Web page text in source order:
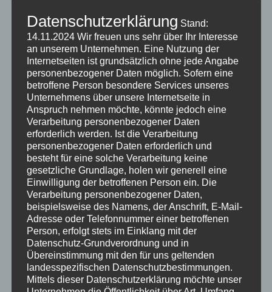
Farbe: langes, rotes Abendkleid mit einem breiten,
schwarzen Gürtel
Höhe: 24,5 cm musikalisches Lindenholz aus
Deutschland
Mit einer weißen, schlichten Violine – modern
und stimmungsvoll
222,00€
Vorrätig
In den Warenkorb
Beschreibung
Datenschutzerklärung Stand:
14.11.2024 Wir freuen uns sehr über Ihr Interesse
an unserem Unternehmen. Eine Nutzung der
Internetseiten ist grundsätzlich ohne jede Angabe
personenbezogener Daten möglich. Sofern eine
betroffene Person besondere Services unseres
Unternehmens über unsere Internetseite in
Anspruch nehmen möchte, könnte jedoch eine
Verarbeitung personenbezogener Daten
erforderlich werden. Ist die Verarbeitung
personenbezogener Daten erforderlich und
besteht für eine solche Verarbeitung keine
gesetzliche Grundlage, holen wir generell eine
Einwilligung der betroffenen Person ein. Die
Verarbeitung personenbezogener Daten,
beispielsweise des Namens, der Anschrift, E-Mail-
Adresse oder Telefonnummer einer betroffenen
Person, erfolgt stets im Einklang mit der
Datenschutz-Grundverordnung und in
Übereinstimmung mit den für uns geltenden
landesspezifischen Datenschutzbestimmungen.
Mittels dieser Datenschutzerklärung möchte unser